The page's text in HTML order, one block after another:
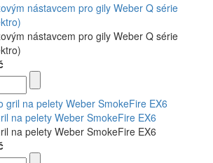
nástavcem pro gily Weber Q série
nástavcem pro gily Weber Q série
na pelety Weber SmokeFire EX6
na pelety Weber SmokeFire EX6